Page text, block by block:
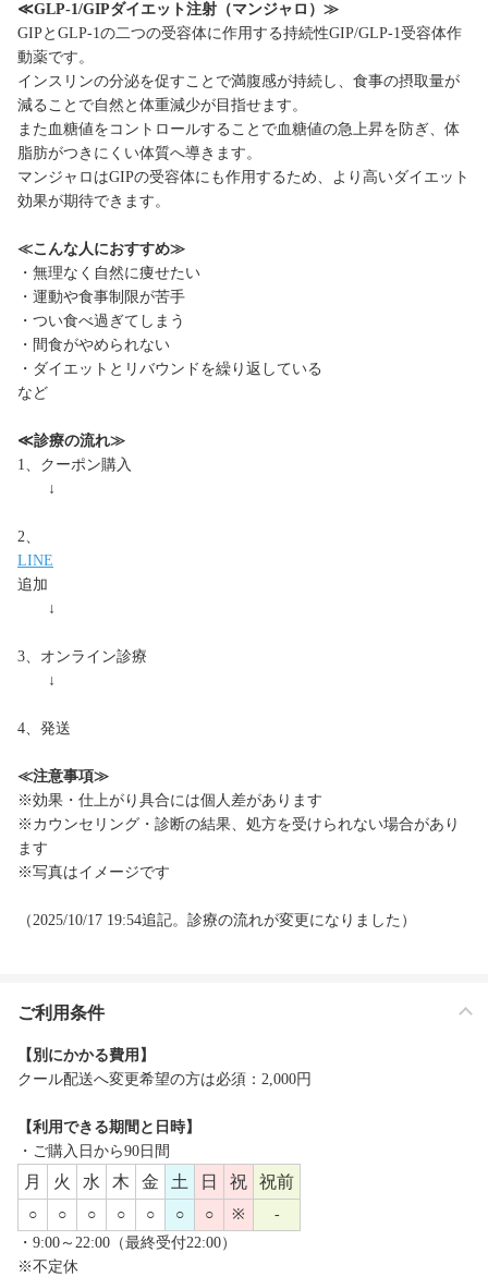
≪GLP-1/GIPダイエット注射（マンジャロ）≫
GIPとGLP-1の二つの受容体に作用する持続性GIP/GLP-1受容体作
動薬です。
インスリンの分泌を促すことで満腹感が持続し、食事の摂取量が
減ることで自然と体重減少が目指せます。
また血糖値をコントロールすることで血糖値の急上昇を防ぎ、体
脂肪がつきにくい体質へ導きます。
マンジャロはGIPの受容体にも作用するため、より高いダイエット
効果が期待できます。
≪こんな人におすすめ≫
・無理なく自然に痩せたい
・運動や食事制限が苦手
・つい食べ過ぎてしまう
・間食がやめられない
・ダイエットとリバウンドを繰り返している
など
≪診療の流れ≫
1、クーポン購入
↓
2、
LINE
追加
↓
3、オンライン診療
↓
4、発送
≪注意事項≫
※効果・仕上がり具合には個人差があります
※カウンセリング・診断の結果、処方を受けられない場合があり
ます
※写真はイメージです
（2025/10/17 19:54追記。診療の流れが変更になりました）
ご利用条件
【別にかかる費用】
クール配送へ変更希望の方は必須：2,000円
【利用できる期間と日時】
・ご購入日から90日間
月 火 水 木 金 土 日 祝 祝前
○ ○ ○ ○ ○ ○ ○ ※
-
・9:00～22:00（最終受付22:00）
※不定休